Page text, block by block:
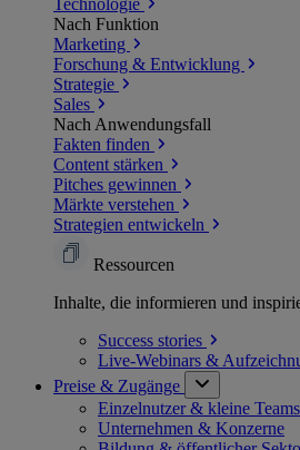
Technologie
Nach Funktion
Marketing
Forschung & Entwicklung
Strategie
Sales
Nach Anwendungsfall
Fakten finden
Content stärken
Pitches gewinnen
Märkte verstehen
Strategien entwickeln
Ressourcen
Inhalte, die informieren und
Success stories
Live-Webinars &
Preise & Zugänge
Einzelnutzer & kleine Teams
Unternehmen & Konzerne